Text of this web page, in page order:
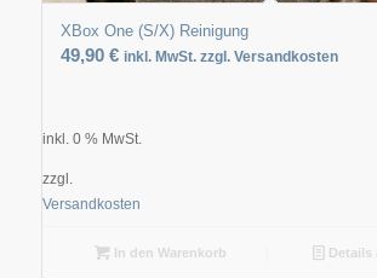
XBox One (S/X) Reinigung
49,90 € inkl. MwSt. zzgl. Versandkosten
inkl. 0 % MwSt.
zzgl.
Versandkosten
In den Warenkorb Details